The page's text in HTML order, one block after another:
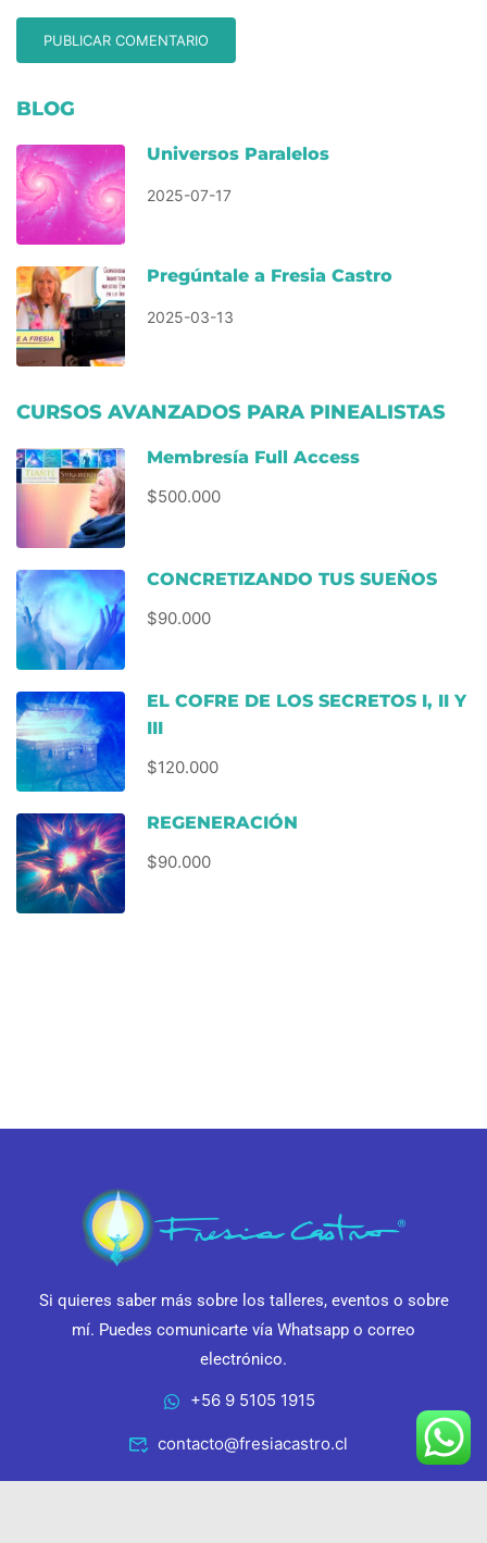
BLOG
Universos Paralelos
2025-07-17
Pregúntale a Fresia Castro
2025-03-13
CURSOS AVANZADOS PARA PINEALISTAS
Membresía Full Access
$500.000
CONCRETIZANDO TUS SUEÑOS
$90.000
EL COFRE DE LOS SECRETOS I, II Y
III
$120.000
REGENERACIÓN
$90.000
Si quieres saber más sobre los talleres, eventos o sobre
mí. Puedes comunicarte vía Whatsapp o correo
electrónico.
+56 9 5105 1915
contacto@fresiacastro.cl